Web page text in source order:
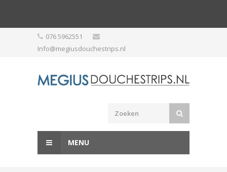
076 5962551
Info@megiusdouchestrips.nl
MENU